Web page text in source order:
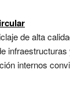
de alta
internos